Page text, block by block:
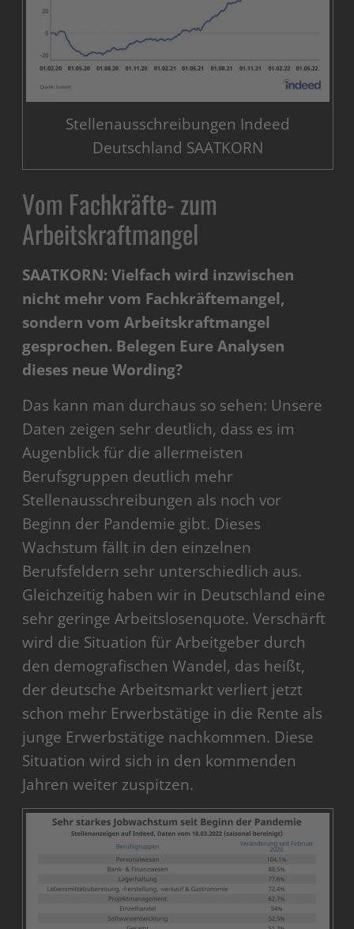
Stellenausschreibungen Indeed
Deutschland SAATKORN
Vom Fachkräfte- zum
Arbeitskraftmangel
SAATKORN: Vielfach wird inzwischen
nicht mehr vom Fachkräftemangel,
sondern vom Arbeitskraftmangel
gesprochen. Belegen Eure Analysen
dieses neue Wording?
Das kann man durchaus so sehen: Unsere
Daten zeigen sehr deutlich, dass es im
Augenblick für die allermeisten
Berufsgruppen deutlich mehr
Stellenausschreibungen als noch vor
Beginn der Pandemie gibt. Dieses
Wachstum fällt in den einzelnen
Berufsfeldern sehr unterschiedlich aus.
Gleichzeitig haben wir in Deutschland eine
sehr geringe Arbeitslosenquote. Verschärft
wird die Situation für Arbeitgeber durch
den demografischen Wandel, das heißt,
der deutsche Arbeitsmarkt verliert jetzt
schon mehr Erwerbstätige in die Rente als
junge Erwerbstätige nachkommen. Diese
Situation wird sich in den kommenden
Jahren weiter zuspitzen.